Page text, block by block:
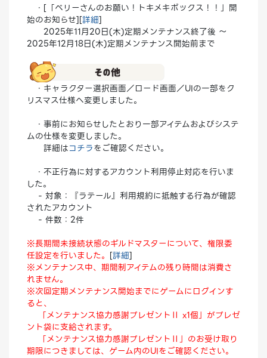
・[「ベリーさんのお願い！トキメキボックス！！」開
始のお知らせ][詳細]
2025年11月20日(木)定期メンテナンス終了後 ～
2025年12月18日(木)定期メンテナンス開始前まで
・キャラクター選択画面／ロード画面／UIの一部をク
リスマス仕様へ変更しました。
・事前にお知らせしたとおり一部アイテムおよびシステ
ムの仕様を変更しました。
詳細はコチラをご確認ください。
・不正行為に対するアカウント利用停止対応を行いま
した。
- 対象：『ラテール』利用規約に抵触する行為が確認
されたアカウント
- 件数：2件
※長期間未接続状態のギルドマスターについて、権限委
任設定を行いました。 [詳細]
※メンテナンス中、期間制アイテムの残り時間は消費さ
れません。
※次回定期メンテナンス開始までにゲームにログインす
ると、
「メンテナンス協力感謝プレゼントⅡ x1個」がプレゼ
ント袋に支給されます。
「メンテナンス協力感謝プレゼントⅡ」のお受け取り
期限につきましては、ゲーム内のUIをご確認ください。